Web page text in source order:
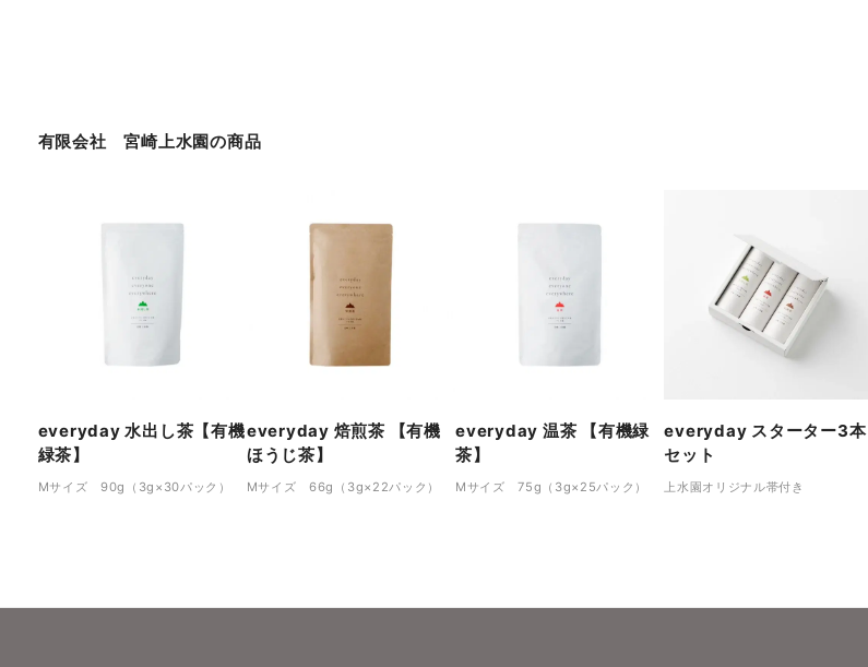
有限会社 宮崎上水園の商品
everyday 水出し茶【有機
緑茶】
Mサイズ 90g（3g×30パック）
everyday 焙煎茶 【有機
ほうじ茶】
Mサイズ 66g（3g×22パック）
everyday 温茶 【有機緑
茶】
Mサイズ 75g（3g×25パック）
everyday スターター3本
セット
上水園オリジナル帯付き